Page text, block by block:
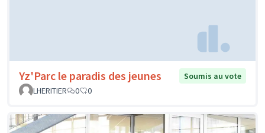
Yz'Parc le paradis des jeunes
Soumis au vote
LHERITIER
0 0